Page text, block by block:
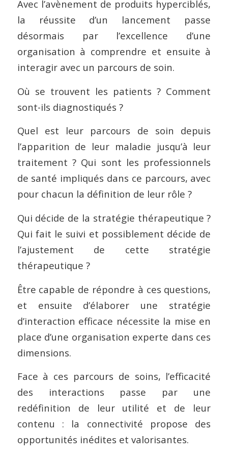
Avec l’avènement de produits hyperciblés,
la réussite d’un lancement passe
désormais par l’excellence d’une
organisation à comprendre et ensuite à
interagir avec un parcours de soin.
Où se trouvent les patients ? Comment
sont-ils diagnostiqués ?
Quel est leur parcours de soin depuis
l’apparition de leur maladie jusqu’à leur
traitement ? Qui sont les professionnels
de santé impliqués dans ce parcours, avec
pour chacun la définition de leur rôle ?
Qui décide de la stratégie thérapeutique ?
Qui fait le suivi et possiblement décide de
l’ajustement de cette stratégie
thérapeutique ?
Être capable de répondre à ces questions,
et ensuite d’élaborer une stratégie
d’interaction efficace nécessite la mise en
place d’une organisation experte dans ces
dimensions.
Face à ces parcours de soins, l’efficacité
des interactions passe par une
redéfinition de leur utilité et de leur
contenu : la connectivité propose des
opportunités inédites et valorisantes.